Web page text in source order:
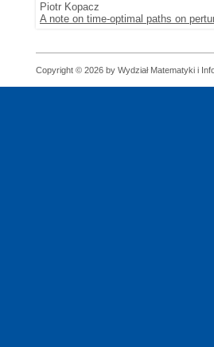
Piotr Kopacz
A note on time-optimal paths on
Copyright © 2026 by Wydział Matematyki i